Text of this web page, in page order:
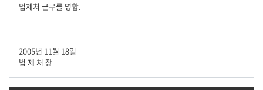
법제처 근무를 명함.
2005년 11월 18일
법 제 처 장